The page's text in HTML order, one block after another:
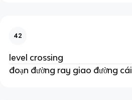
42
level crossing
đoạn đường ray giao đường cái